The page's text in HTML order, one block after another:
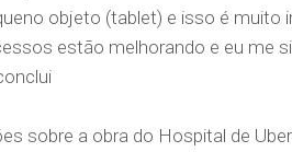
objeto (tablet) e isso é muito
estão melhorando e eu me
sobre a obra do Hospital de